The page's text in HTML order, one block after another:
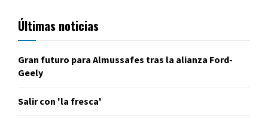
Últimas noticias
Gran futuro para Almussafes tras la alianza Ford-
Geely
Salir con 'la fresca'